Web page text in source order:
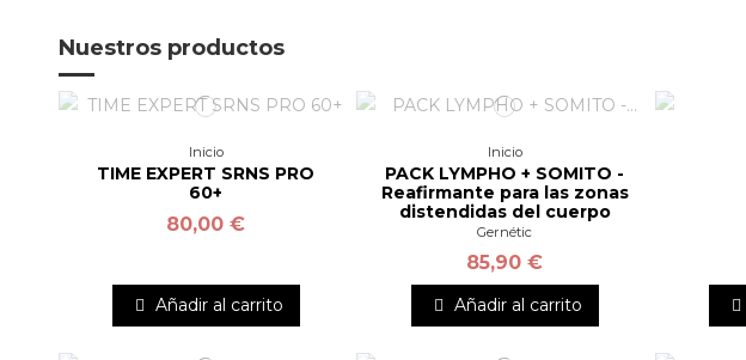
Nuestros productos
Inicio
TIME EXPERT SRNS PRO
60+
80,00 €
Añadir al carrito
Inicio
PACK LYMPHO + SOMITO -
Reafirmante para las zonas
distendidas del cuerpo
Gernétic
85,90 €
Añadir al carrito